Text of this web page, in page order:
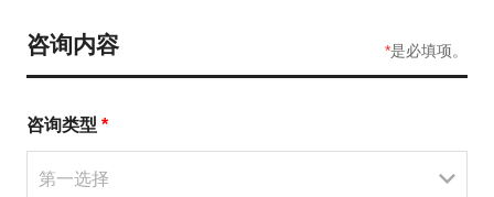
咨询内容 *是必填项。
咨询类型 *
第一选择